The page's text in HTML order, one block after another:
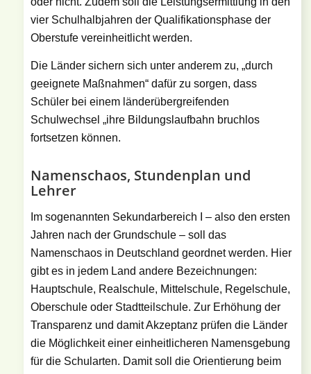
vier Schulhalbjahren der Qualifikationsphase der
Oberstufe vereinheitlicht werden.
Die Länder sichern sich unter anderem zu, „durch
geeignete Maßnahmen“ dafür zu sorgen, dass
Schüler bei einem länderübergreifenden
Schulwechsel „ihre Bildungslaufbahn bruchlos
fortsetzen können.
Namenschaos, Stundenplan und
Lehrer
Im sogenannten Sekundarbereich I – also den ersten
Jahren nach der Grundschule – soll das
Namenschaos in Deutschland geordnet werden. Hier
gibt es in jedem Land andere Bezeichnungen:
Hauptschule, Realschule, Mittelschule, Regelschule,
Oberschule oder Stadtteilschule. Zur Erhöhung der
Transparenz und damit Akzeptanz prüfen die Länder
die Möglichkeit einer einheitlicheren Namensgebung
für die Schularten. Damit soll die Orientierung beim